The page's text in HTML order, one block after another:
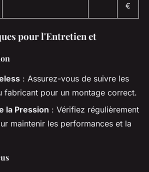
€
pour l'Entretien et
: Assurez-vous de suivre les
fabricant pour un montage correct.
la Pression : Vérifiez régulièrement
maintenir les performances et la